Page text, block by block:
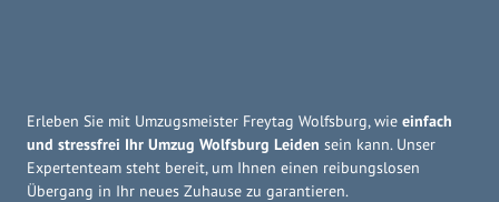
Erleben Sie mit Umzugsmeister Freytag Wolfsburg, wie einfach
und stressfrei Ihr Umzug Wolfsburg Leiden sein kann. Unser
Expertenteam steht bereit, um Ihnen einen reibungslosen
Übergang in Ihr neues Zuhause zu garantieren.